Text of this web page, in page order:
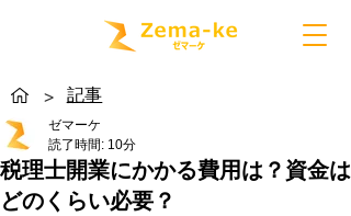
> 記事
税理士開業にかかる費用は？資金は
どのくらい必要？
ゼマーケ
読了時間: 10分